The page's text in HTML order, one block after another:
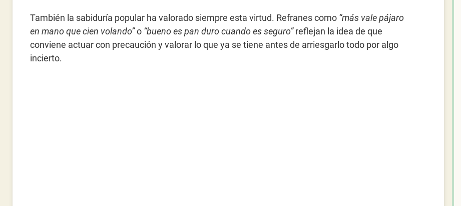
También la sabiduría popular ha valorado siempre esta virtud. Refranes como “más vale pájaro
en mano que cien volando”o “bueno es pan duro cuando es seguro”reflejan la idea de que
conviene actuar con precaución y valorar lo que ya se tiene antes de arriesgarlo todo por algo
incierto.